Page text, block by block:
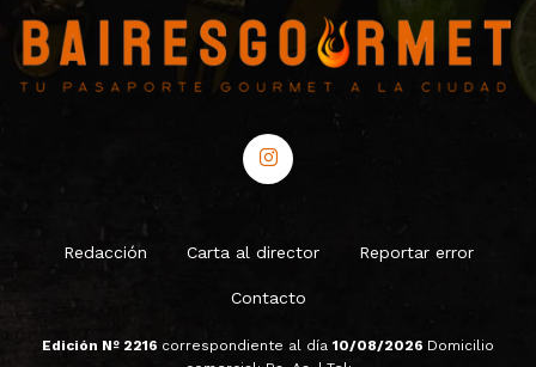
Redacción Carta al director Reportar error
Contacto
Edición Nº 2216 correspondiente al día 10/08/2026 Domicilio